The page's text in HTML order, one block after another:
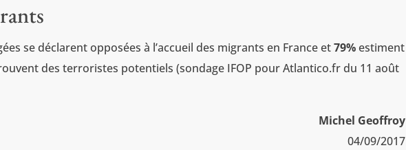
se déclarent opposées à l’accueil des migrants en France et79% estiment
des terroristes potentiels (sondage IFOP pour Atlantico.fr du 11 août
Michel Geoffroy
04/09/2017